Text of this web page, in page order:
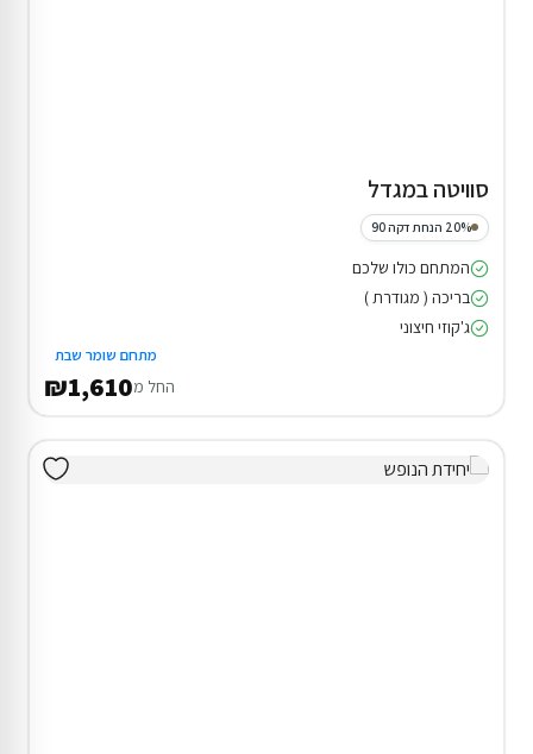
סוויטה במגדל
20% הנחת דקה 90
המתחם כולו שלכם
בריכה ( מגודרת )
ג'קוזי חיצוני
מתחם שומר שבת
החל מ₪1,610